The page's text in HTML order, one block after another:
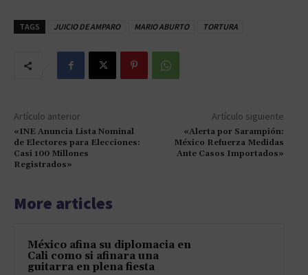
TAGS JUICIO DE AMPARO MARIO ABURTO TORTURA
Artículo anterior
«INE Anuncia Lista Nominal
de Electores para Elecciones:
Casi 100 Millones
Registrados»
Artículo siguiente
«Alerta por Sarampión:
México Refuerza Medidas
Ante Casos Importados»
More articles
México afina su diplomacia en
Cali como si afinara una
guitarra en plena fiesta